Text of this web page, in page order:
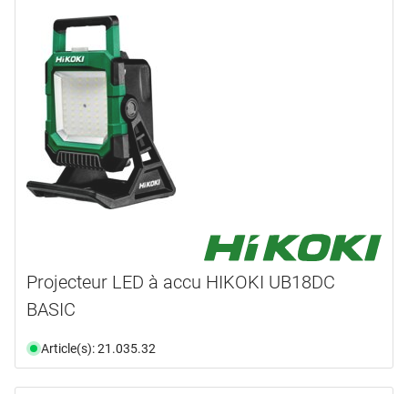
Projecteur LED à accu HIKOKI UB18DC
BASIC
Article(s): 21.035.32